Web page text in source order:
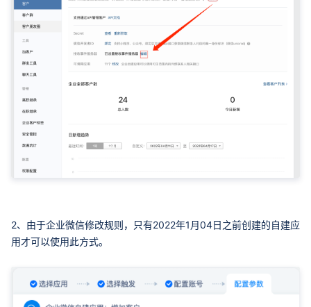
2、由于企业微信修改规则，只有2022年1月04日之前创建的自建应
用才可以使用此方式。